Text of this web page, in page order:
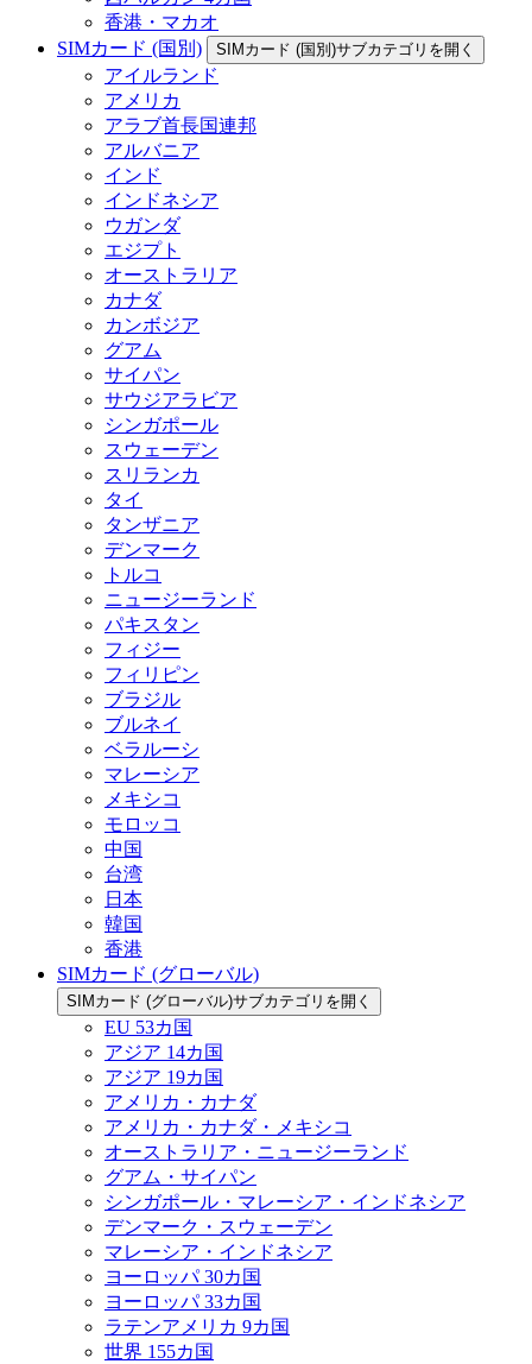
香港・マカオ
SIMカード (国別)
SIMカード (国別)サブカテゴリを開く
アイルランド
アメリカ
アラブ首長国連邦
アルバニア
インド
インドネシア
ウガンダ
エジプト
オーストラリア
カナダ
カンボジア
グアム
サイパン
サウジアラビア
シンガポール
スウェーデン
スリランカ
タイ
タンザニア
デンマーク
トルコ
ニュージーランド
パキスタン
フィジー
フィリピン
ブラジル
ブルネイ
ベラルーシ
マレーシア
メキシコ
モロッコ
中国
台湾
日本
韓国
香港
SIMカード (グローバル)
SIMカード (グローバル)サブカテゴリを開く
EU 53カ国
アジア 14カ国
アジア 19カ国
アメリカ・カナダ
アメリカ・カナダ・メキシコ
オーストラリア・ニュージーランド
グアム・サイパン
シンガポール・マレーシア・インドネシア
デンマーク・スウェーデン
マレーシア・インドネシア
ヨーロッパ 30カ国
ヨーロッパ 33カ国
ラテンアメリカ 9カ国
世界 155カ国